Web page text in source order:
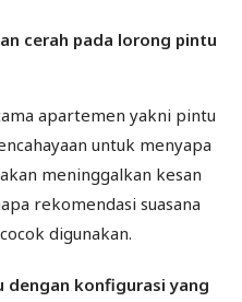
cerah pada lorong pintu
apartemen yakni pintu
untuk menyapa
meninggalkan kesan
rekomendasi suasana
digunakan.
dengan konfigurasi yang